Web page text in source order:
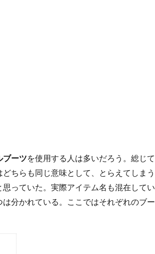
ブーツを使用する人は多いだろう。総じて
ちらも同じ意味として、とらえてしまう
っていた。実際アイテム名も混在してい
分かれている。ここではそれぞれのブー